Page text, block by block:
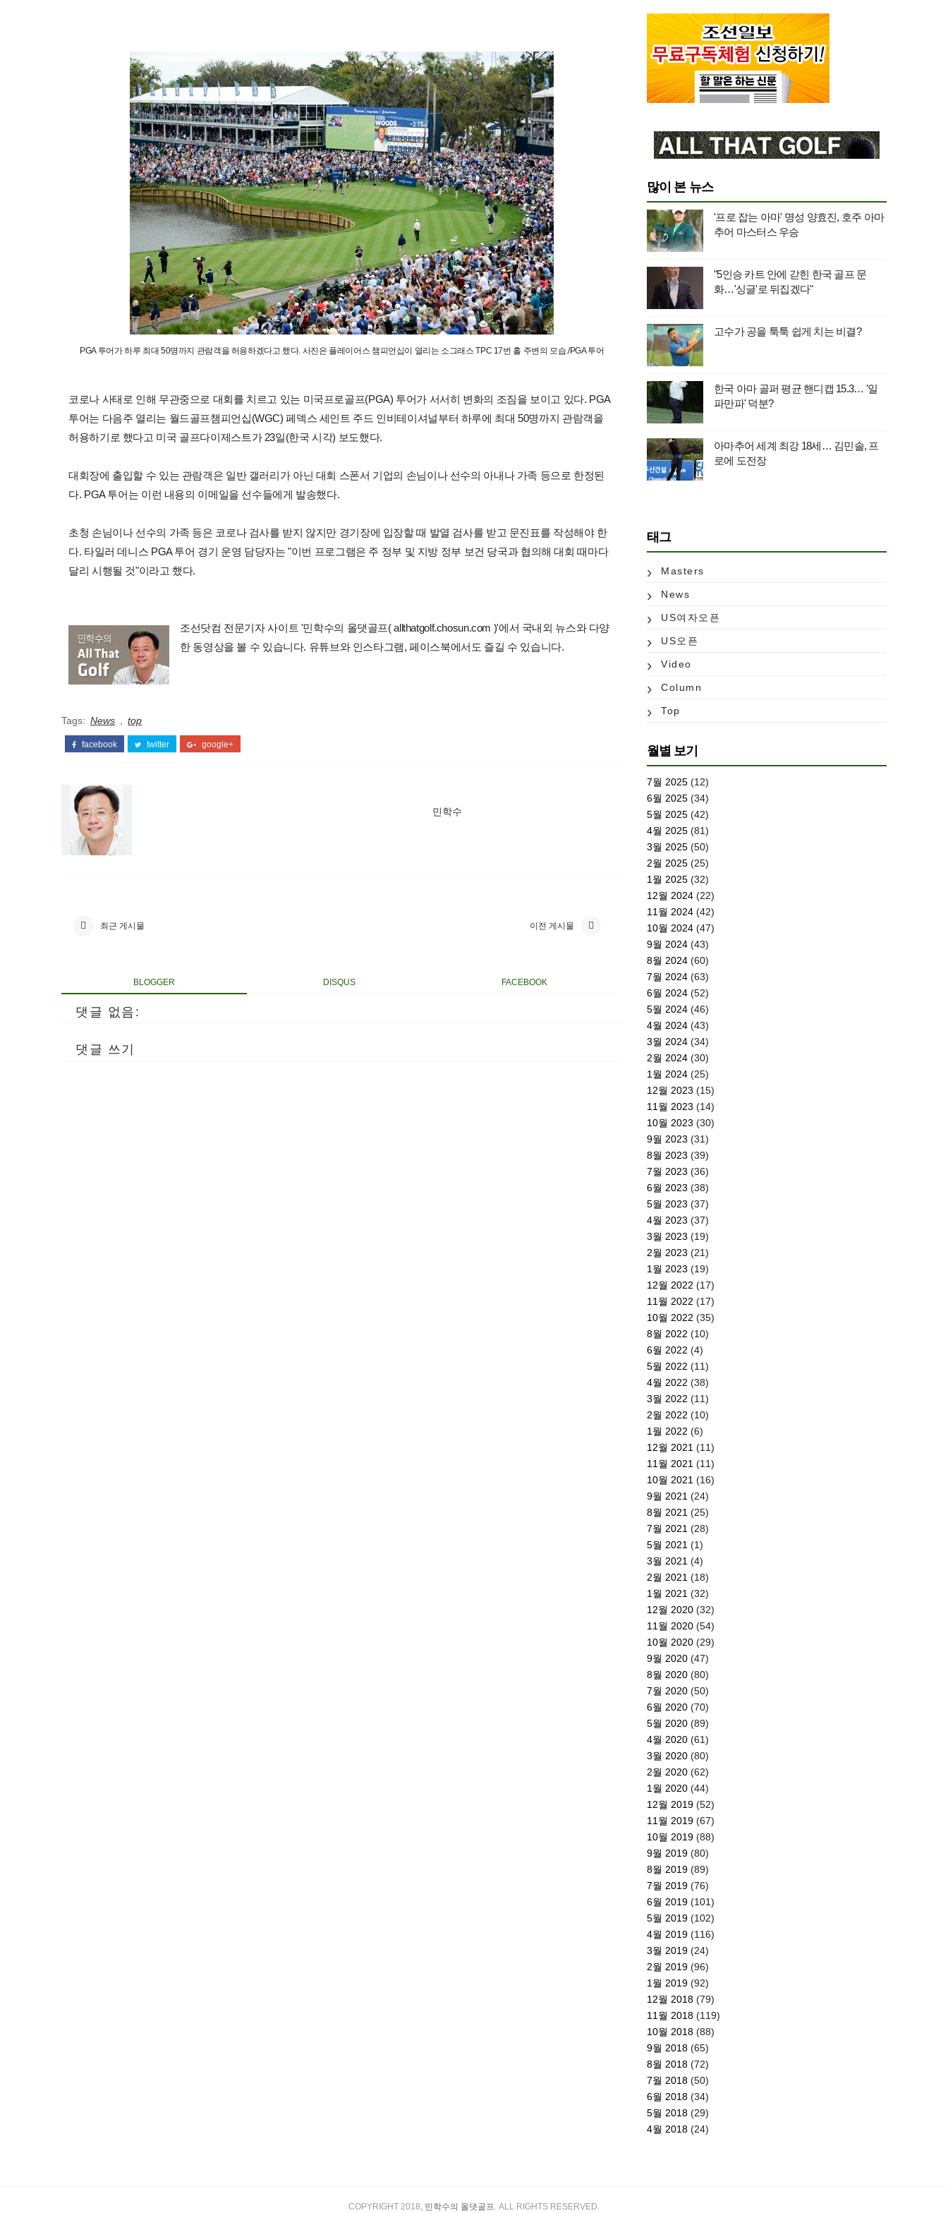
PGA 투어가 하루 최대 50명까지 관람객을 허용하겠다고 했다. 사진은 플레이어스 챔피언십이 열리는 소그래스 TPC 17번 홀 주변의 모습./PGA 투어
코로나 사태로 인해 무관중으로 대회를 치르고 있는 미국프로골프(PGA) 투어가 서서히 변화의 조짐을 보이고 있다. PGA
투어는 다음주 열리는 월드골프챔피언십(WGC) 페덱스 세인트 주드 인비테이셔널부터 하루에 최대 50명까지 관람객을
허용하기로 했다고 미국 골프다이제스트가 23일(한국 시각) 보도했다.
대회장에 출입할 수 있는 관람객은 일반 갤러리가 아닌 대회 스폰서 기업의 손님이나 선수의 아내나 가족 등으로 한정된
다. PGA 투어는 이런 내용의 이메일을 선수들에게 발송했다.
초청 손님이나 선수의 가족 등은 코로나 검사를 받지 않지만 경기장에 입장할 때 발열 검사를 받고 문진표를 작성해야 한
다. 타일러 데니스 PGA 투어 경기 운영 담당자는 "이번 프로그램은 주 정부 및 지방 정부 보건 당국과 협의해 대회 때마다
달리 시행될 것"이라고 했다.
조선닷컴 전문기자 사이트 '민학수의 올댓골프( allthatgolf.chosun.com )'에서 국내외 뉴스와 다양
한 동영상을 볼 수 있습니다. 유튜브와 인스타그램, 페이스북에서도 즐길 수 있습니다.
Tags: News top
facebook twitter google+
민학수
최근 게시물 이전 게시물
BLOGGER DISQUS FACEBOOK
댓글 없음:
댓글 쓰기
많이 본 뉴스
'프로 잡는 아마' 명성 양효진, 호주 아마
추어 마스터스 우승
"5인승 카트 안에 갇힌 한국 골프 문
화…'싱글'로 뒤집겠다"
고수가 공을 툭툭 쉽게 치는 비결?
한국 아마 골퍼 평균 핸디캡 15.3… '일
파만파' 덕분?
아마추어 세계 최강 18세… 김민솔, 프
로에 도전장
태그
Masters
News
US여자오픈
US오픈
Video
Column
Top
월별 보기
7월 2025 (12)
6월 2025 (34)
5월 2025 (42)
4월 2025 (81)
3월 2025 (50)
2월 2025 (25)
1월 2025 (32)
12월 2024 (22)
11월 2024 (42)
10월 2024 (47)
9월 2024 (43)
8월 2024 (60)
7월 2024 (63)
6월 2024 (52)
5월 2024 (46)
4월 2024 (43)
3월 2024 (34)
2월 2024 (30)
1월 2024 (25)
12월 2023 (15)
11월 2023 (14)
10월 2023 (30)
9월 2023 (31)
8월 2023 (39)
7월 2023 (36)
6월 2023 (38)
5월 2023 (37)
4월 2023 (37)
3월 2023 (19)
2월 2023 (21)
1월 2023 (19)
12월 2022 (17)
11월 2022 (17)
10월 2022 (35)
8월 2022 (10)
6월 2022 (4)
5월 2022 (11)
4월 2022 (38)
3월 2022 (11)
2월 2022 (10)
1월 2022 (6)
12월 2021 (11)
11월 2021 (11)
10월 2021 (16)
9월 2021 (24)
8월 2021 (25)
7월 2021 (28)
5월 2021 (1)
3월 2021 (4)
2월 2021 (18)
1월 2021 (32)
12월 2020 (32)
11월 2020 (54)
10월 2020 (29)
9월 2020 (47)
8월 2020 (80)
7월 2020 (50)
6월 2020 (70)
5월 2020 (89)
4월 2020 (61)
3월 2020 (80)
2월 2020 (62)
1월 2020 (44)
12월 2019 (52)
11월 2019 (67)
10월 2019 (88)
9월 2019 (80)
8월 2019 (89)
7월 2019 (76)
6월 2019 (101)
5월 2019 (102)
4월 2019 (116)
3월 2019 (24)
2월 2019 (96)
1월 2019 (92)
12월 2018 (79)
11월 2018 (119)
10월 2018 (88)
9월 2018 (65)
8월 2018 (72)
7월 2018 (50)
6월 2018 (34)
5월 2018 (29)
4월 2018 (24)
COPYRIGHT 2018, 민학수의 올댓골프. ALL RIGHTS RESERVED.